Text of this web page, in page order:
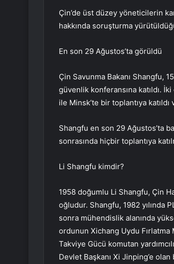
Çin’de üst düzey yöneticilerin
hakkında soruşturma
En son 29 Ağustos’ta görüldü
Çin Savunma Bakanı Shangfu,
güvenlik konferansına katıldı.
ile Minsk’te bir toplantıya
Shangfu en son 29 Ağustos’ta
sonrasında hiçbir toplantıya
Li Shangfu kimdir?
1958 doğumlu Li Shangfu, Çin
oğludur. Shangfu, 1982 yılında
sonra mühendislik alanında
ordunun Xichang Uydu Fırlatma
Takviye Gücü komutan
Devlet Başkanı Xi Jinping’e